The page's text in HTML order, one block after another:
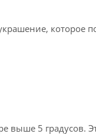
которое
выше 5